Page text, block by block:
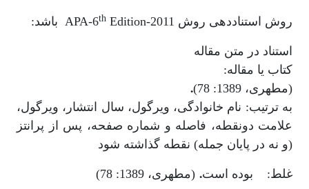
روش استناددهی روش APA-6 th Edition-2011 باشد:
استناد در متن مقاله
کتاب یا مقاله:
(مطهری، 1389: 78)
.
به ترتیب: نام خانوادگی، ویرگول، سال انتشار، ویرگول،
علامت دونقطه، فاصله و شماره صفحه، پس از پرانتز
(و نه در پایان جمله) نقطه گذاشته شود
غلط: بوده است. (مطهری، 1389: 78)